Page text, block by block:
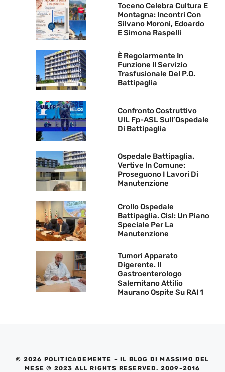
Toceno Celebra Cultura E
Montagna: Incontri Con
Silvano Moroni, Edoardo
E Simona Raspelli
È Regolarmente In
Funzione Il Servizio
Trasfusionale Del P.O.
Battipaglia
Confronto Costruttivo
UIL Fp-ASL Sull’Ospedale
Di Battipaglia
Ospedale Battipaglia.
Vertive In Comune:
Proseguono I Lavori Di
Manutenzione
Crollo Ospedale
Battipaglia. Cisl: Un Piano
Speciale Per La
Manutenzione
Tumori Apparato
Digerente. Il
Gastroenterologo
Salernitano Attilio
Maurano Ospite Su RAI 1
© 2026 POLITICADEMENTE – IL BLOG DI MASSIMO DEL
MESE © 2023 ALL RIGHTS RESERVED. 2009-2016